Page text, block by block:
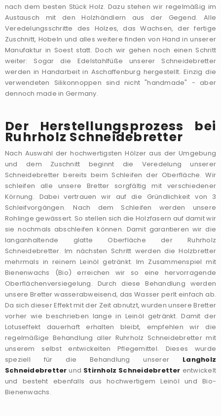
nach dem besten Stück Holz. Dazu stehen wir regelmäßig im
Austausch mit den Holzhändlern aus der Gegend. Alle
Veredelungsschritte des Holzes, das Wachsen, der fertige
Zuschnitt, Hobeln und alles weitere finden von Hand in unserer
Manufaktur in Soest statt. Doch wir gehen noch einen Schritt
weiter: Sogar die Edelstahlfüße unserer Schneidebretter
werden in Handarbeit in Aschaffenburg hergestellt. Einzig die
verwendeten Silikonnoppen sind nicht "handmade" - aber
dennoch made in Germany.
Der Herstellungsprozess bei
Ruhrholz Schneidebretter
Nach Auswahl der hochwertigsten Hölzer aus der Umgebung
und dem Zuschnitt beginnt die Veredelung unserer
Schneidebretter bereits beim Schleifen der Oberfläche. Wir
schleifen alle unsere Bretter sorgfältig mit verschiedener
Körnung. Dabei vertrauen wir auf die Gründlichkeit von 3
Schleifvorgängen. Nach dem Schleifen werden unsere
Rohlinge gewässert. So stellen sich die Holzfasern auf damit wir
sie nochmals abschleifen können. Damit garantieren wir die
langanhaltende glatte Oberfläche der Ruhrholz
Schneidebretter. Im nächsten Schritt werden die Holzbretter
mehrmals in reinem Leinöl getränkt. Im Zusammenspiel mit
Bienenwachs (Bio) erreichen wir so eine hervorragende
Oberflächenversiegelung. Durch diese Behandlung werden
unsere Bretter wasserabweisend, das Wasser perlt einfach ab.
Da sich dieser Effekt mit der Zeit abnutzt, wurden unsere Bretter
vorher wie beschrieben lange in Leinöl getränkt. Damit der
Lotuseffekt dauerhaft erhalten bleibt, empfehlen wir die
regelmäßige Behandlung aller Ruhrholz Schneidebretter mit
unserem selbst entwickelten Pflegemittel. Dieses wurde
speziell für die Behandlung unserer Langholz
Schneidebretter und Stirnholz Schneidebretter entwickelt
und besteht ebenfalls aus hochwertigem Leinöl und Bio-
Bienenwachs.